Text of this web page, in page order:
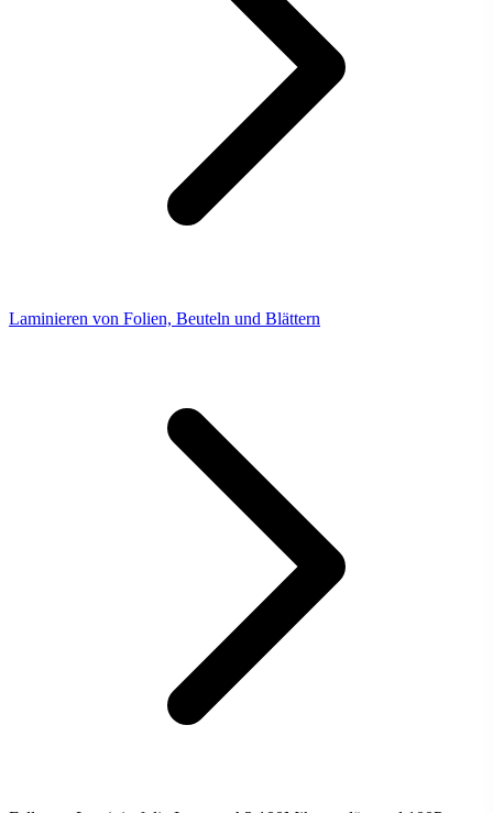
Laminieren von Folien, Beuteln und Blättern